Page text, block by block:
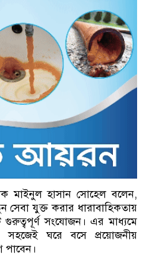
মাইনুল হাসান সোহেল বলেন,
যুক্ত করার ধারাবাহিকতায়
সংযোজন। এর মাধ্যমে
সহজেই ঘরে বসে প্রয়োজনীয়
পাবেন।